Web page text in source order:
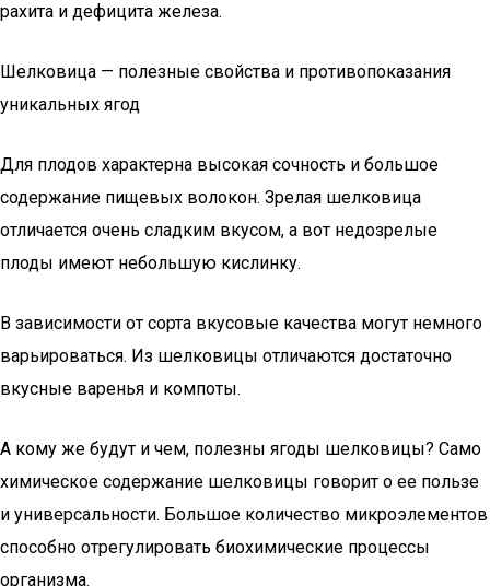
рахита и дефицита железа.
Шелковица — полезные свойства и противопоказания
уникальных ягод
Для плодов характерна высокая сочность и большое
содержание пищевых волокон. Зрелая шелковица
отличается очень сладким вкусом, а вот недозрелые
плоды имеют небольшую кислинку.
В зависимости от сорта вкусовые качества могут немного
варьироваться. Из шелковицы отличаются достаточно
вкусные варенья и компоты.
А кому же будут и чем, полезны ягоды шелковицы? Само
химическое содержание шелковицы говорит о ее пользе
и универсальности. Большое количество микроэлементов
способно отрегулировать биохимические процессы
организма.